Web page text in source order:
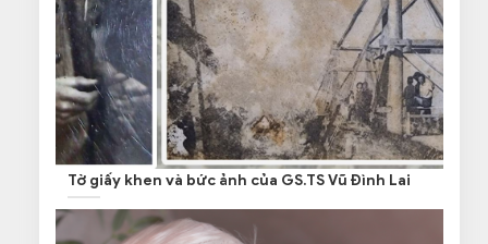
Tờ giấy khen và bức ảnh của GS.TS Vũ Đình Lai